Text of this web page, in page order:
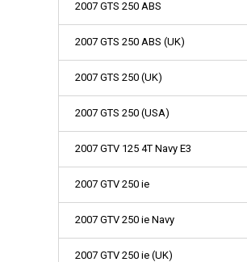
2007 GTS 250 ABS
2007 GTS 250 ABS (UK)
2007 GTS 250 (UK)
2007 GTS 250 (USA)
2007 GTV 125 4T Navy E3
2007 GTV 250 ie
2007 GTV 250 ie Navy
2007 GTV 250 ie (UK)